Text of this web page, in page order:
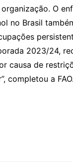
O
no Brasil
2023/24,
causa de
completou a FAO.